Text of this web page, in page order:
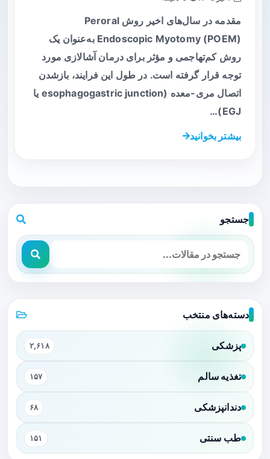
مقدمه در سال‌های اخیر روش Peroral
Endoscopic Myotomy (POEM) به‌عنوان یک
روش کم‌تهاجمی و مؤثر برای درمان آشالازی مورد
توجه قرار گرفته است. در طول این فرایند، بازشدن
اتصال مری-معده (esophagogastric junction یا
EGJ)…
بیشتر بخوانید
جستجو
دسته‌های منتخب
پزشکی ۲,۶۱۸
تغذیه سالم ۱۵۷
دندانپزشکی ۶۸
طب سنتی ۱۵۱